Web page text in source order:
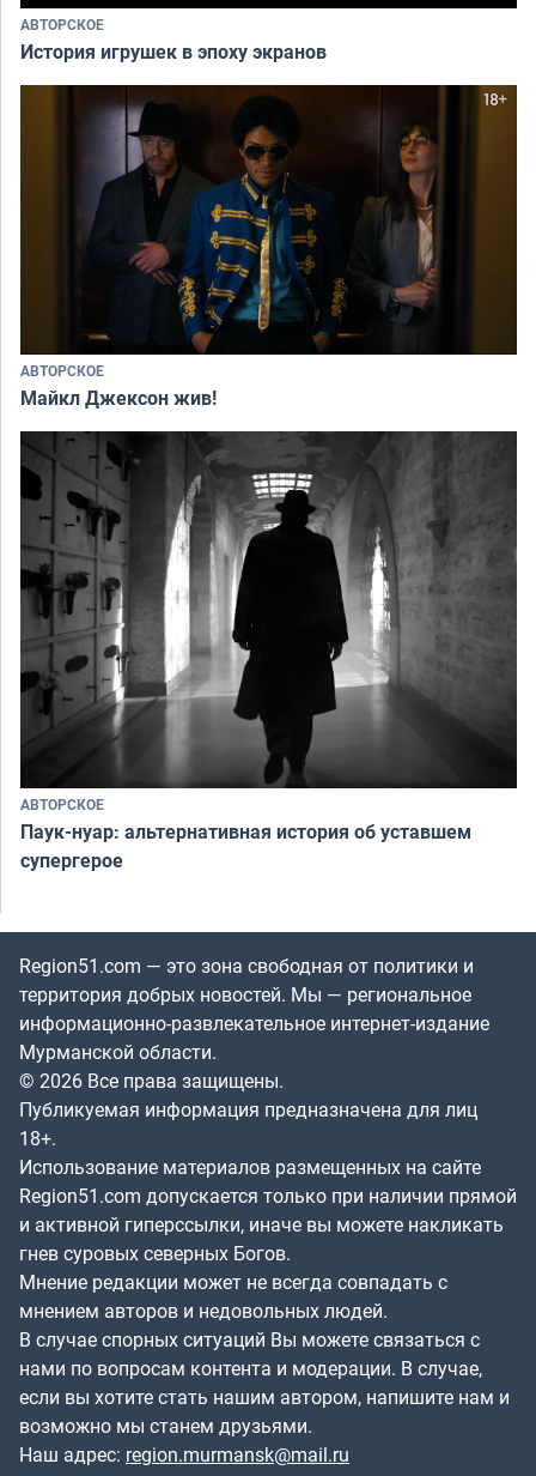
АВТОРСКОЕ
История игрушек в эпоху экранов
АВТОРСКОЕ
Майкл Джексон жив!
АВТОРСКОЕ
Паук-нуар: альтернативная история об уставшем
супергерое
Region51.com — это зона свободная от политики и
территория добрых новостей. Мы — региональное
информационно-развлекательное интернет-издание
Мурманской области.
© 2026 Все права защищены.
Публикуемая информация предназначена для лиц
18+.
Использование материалов размещенных на сайте
Region51.com допускается только при наличии прямой
и активной гиперссылки, иначе вы можете накликать
гнев суровых северных Богов.
Мнение редакции может не всегда совпадать с
мнением авторов и недовольных людей.
В случае спорных ситуаций Вы можете связаться с
нами по вопросам контента и модерации. В случае,
если вы хотите стать нашим автором, напишите нам и
возможно мы станем друзьями.
Наш адрес: region.murmansk@mail.ru